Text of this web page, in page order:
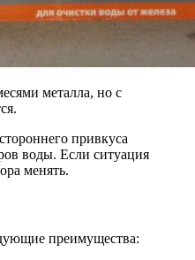
металла, но с
привкуса
воды. Если ситуация
менять.
преимущества: